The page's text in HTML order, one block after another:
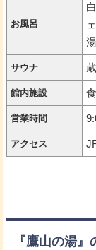
お風呂
サウナ
館内施設
営業時間
アクセス
『鷹山の湯